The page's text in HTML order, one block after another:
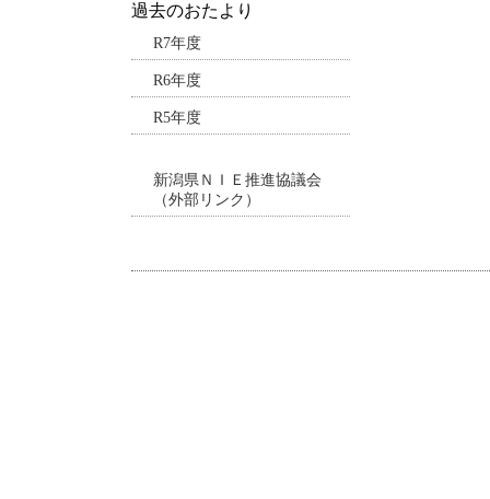
過去のおたより
R7年度
R6年度
R5年度
新潟県ＮＩＥ推進協議会
（外部リンク）